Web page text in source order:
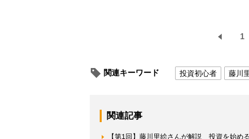
1
関連キーワード 投資初心者 藤川
関連記事
【第1回】藤川里絵さんが解説 投資を始め